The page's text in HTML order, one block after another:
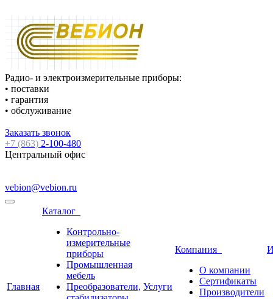
Радио- и электроизмерительные приборы:
• поставки
• гарантия
• обслуживание
Заказать звонок
+7 (863) 2-100-480
Центральный офис
vebion@vebion.ru
Главная
Каталог
Контрольно-
измерительные
приборы
Промышленная
мебель
Преобразователи, Услуги
Компания
О компании
Сертификаты
Производители